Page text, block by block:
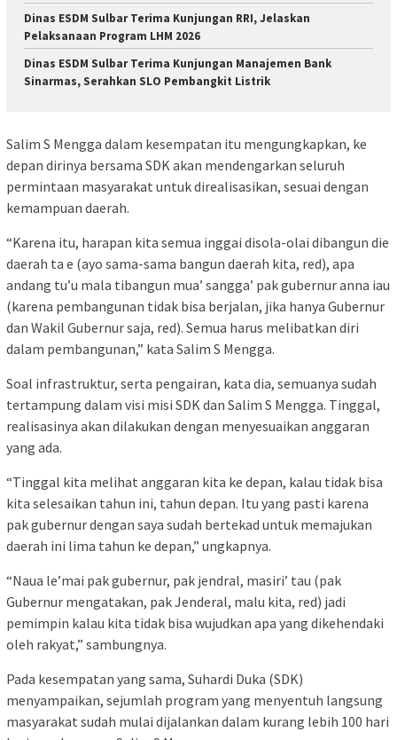
Dinas ESDM Sulbar Terima Kunjungan RRI, Jelaskan
Pelaksanaan Program LHM 2026
Dinas ESDM Sulbar Terima Kunjungan Manajemen Bank
Sinarmas, Serahkan SLO Pembangkit Listrik
Salim S Mengga dalam kesempatan itu mengungkapkan, ke
depan dirinya bersama SDK akan mendengarkan seluruh
permintaan masyarakat untuk direalisasikan, sesuai dengan
kemampuan daerah.
“Karena itu, harapan kita semua inggai disola-olai dibangun die
daerah ta e (ayo sama-sama bangun daerah kita, red), apa
andang tu’u mala tibangun mua’ sangga’ pak gubernur anna iau
(karena pembangunan tidak bisa berjalan, jika hanya Gubernur
dan Wakil Gubernur saja, red). Semua harus melibatkan diri
dalam pembangunan,” kata Salim S Mengga.
Soal infrastruktur, serta pengairan, kata dia, semuanya sudah
tertampung dalam visi misi SDK dan Salim S Mengga. Tinggal,
realisasinya akan dilakukan dengan menyesuaikan anggaran
yang ada.
“Tinggal kita melihat anggaran kita ke depan, kalau tidak bisa
kita selesaikan tahun ini, tahun depan. Itu yang pasti karena
pak gubernur dengan saya sudah bertekad untuk memajukan
daerah ini lima tahun ke depan,” ungkapnya.
“Naua le’mai pak gubernur, pak jendral, masiri’ tau (pak
Gubernur mengatakan, pak Jenderal, malu kita, red) jadi
pemimpin kalau kita tidak bisa wujudkan apa yang dikehendaki
oleh rakyat,” sambungnya.
Pada kesempatan yang sama, Suhardi Duka (SDK)
menyampaikan, sejumlah program yang menyentuh langsung
masyarakat sudah mulai dijalankan dalam kurang lebih 100 hari